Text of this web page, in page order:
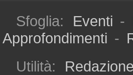
Sfoglia: Eventi -
Approfondimenti -
Utilità:
Redazione